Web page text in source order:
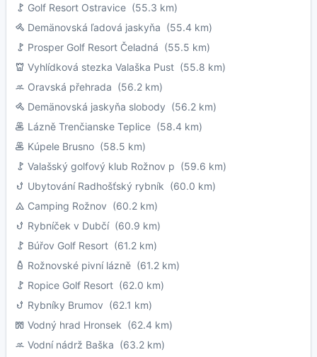
Golf Resort Ostravice (55.3 km)
Demänovská ľadová jaskyňa (55.4 km)
Prosper Golf Resort Čeladná (55.5 km)
Vyhlídková stezka Valaška Pust (55.8 km)
Oravská přehrada (56.2 km)
Demänovská jaskyňa slobody (56.2 km)
Lázně Trenčianske Teplice (58.4 km)
Kúpele Brusno (58.5 km)
Valašský golfový klub Rožnov p (59.6 km)
Ubytování Radhošťský rybník (60.0 km)
Camping Rožnov (60.2 km)
Rybníček v Dubčí(60.9 km)
Búřov Golf Resort (61.2 km)
Rožnovské pivní lázně (61.2 km)
Ropice Golf Resort (62.0 km)
Rybníky Brumov (62.1 km)
Vodný hrad Hronsek (62.4 km)
Vodní nádrž Baška (63.2 km)